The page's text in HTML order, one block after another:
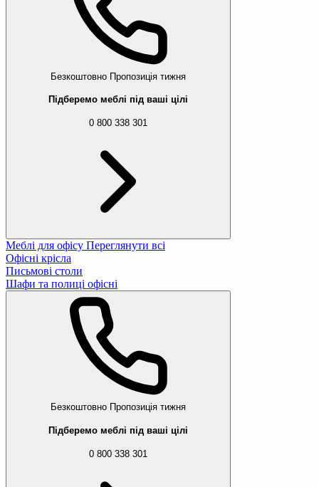
Безкоштовно Пропозиція тижня
Підберемо меблі під ваші цілі
0 800 338 301
Меблі для офісу Переглянути всі
Офісні крісла
Письмові столи
Шафи та полиці офісні
Безкоштовно Пропозиція тижня
Підберемо меблі під ваші цілі
0 800 338 301